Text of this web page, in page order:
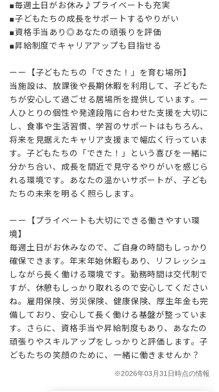
■毎週土日がお休み♪プライベートも充実
■子どもたちの成長をサポートするやりがい
■資格手当あり◎あなたの頑張りを評価
■昇給制度でキャリアアップも目指せる
ーー【子どもたちの「できた！」を育む場所】
当施設は、放課後や長期休暇を利用して、子どもた
ちが安心して過ごせる居場所を提供しています。一
人ひとりの個性や発達段階に合わせた支援を大切に
し、食事や生活習慣、学習のサポートはもちろん、
将来を見据えたキャリア支援まで幅広く行っていま
す。子どもたちの「できた！」という喜びを一緒に
分かち合い、成長を間近で見守るやりがいを感じら
れる環境です。あなたの温かいサポートが、子ども
たちの未来を明るく照らします。
ーー【プライベートも大切にできる働きやすい環
境】
毎週土日がお休みなので、ご自身の時間もしっかり
確保できます。年末年始休暇もあり、リフレッシュ
しながら長く働ける環境です。勤務時間は交代制で
すが、休憩もしっかり取れるので安心してください
ね。雇用保険、労災保険、健康保険、厚生年金も完
備しており、安心して長く働ける基盤が整っていま
す。さらに、資格手当や昇給制度もあり、あなたの
頑張りやスキルアップをしっかりと評価します。子
どもたちの笑顔のために、一緒に働きませんか？